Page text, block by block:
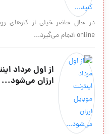
در حال حاضر خیلی از کارهای
online انجام می‌گیرد...
از اول مرداد
ارزان می‌شود...